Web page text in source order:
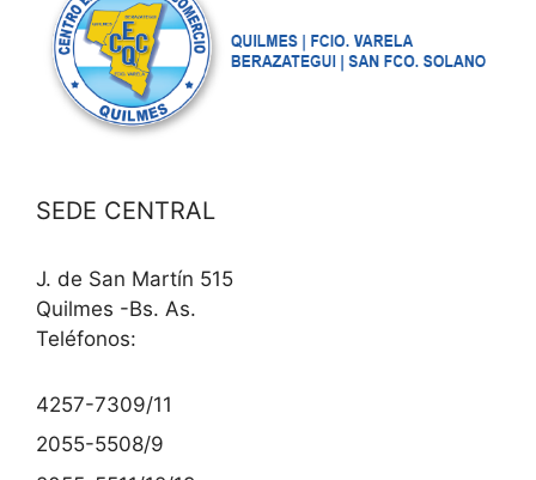
SEDE CENTRAL
J. de San Martín 515
Quilmes -Bs. As.
Teléfonos:
4257-7309/11
2055-5508/9